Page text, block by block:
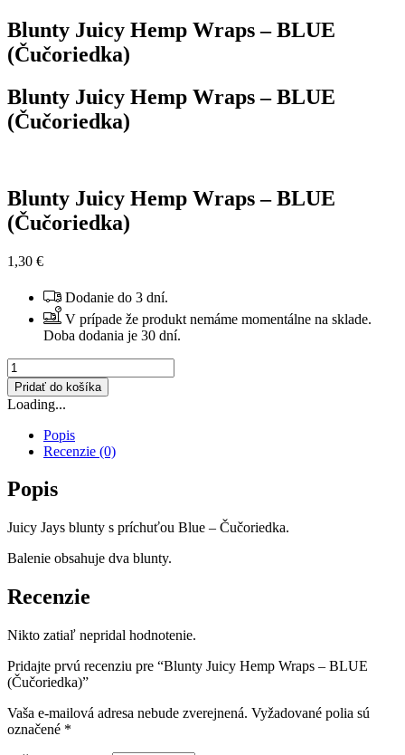
Blunty Juicy Hemp Wraps – BLUE
(Čučoriedka)
Blunty Juicy Hemp Wraps – BLUE
(Čučoriedka)
Blunty Juicy Hemp Wraps – BLUE
(Čučoriedka)
1,30 €
Dodanie do 3 dní.
V prípade že produkt nemáme momentálne na sklade.
Doba dodania je 30 dní.
množstvo
Blunty
Juicy
Hemp
Wraps
BLUE
(Čučoriedka)
Pridať do košíka
Loading...
Popis
Recenzie (0)
Popis
Juicy Jays blunty s príchuťou Blue – Čučoriedka.
Balenie obsahuje dva blunty.
Recenzie
Nikto zatiaľ nepridal hodnotenie.
Pridajte prvú recenziu pre “Blunty Juicy Hemp Wraps – BLUE
(Čučoriedka)”
Vaša e-mailová adresa nebude zverejnená. Vyžadované polia sú
označené *